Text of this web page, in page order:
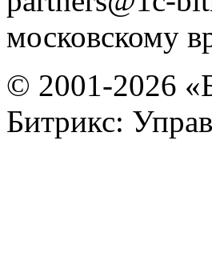
московскому
© 2001-2026
Битрикс: